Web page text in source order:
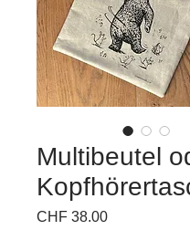
Multibeutel
CHF 38.00Price